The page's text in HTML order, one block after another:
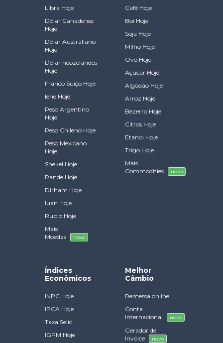
Libra Hoje
Dólar Canadense
Hoje
Dólar Australiano
Hoje
Dólar neozelandes
Hoje
Franco Suiço Hoje
Iene Hoje
Peso Argentino
Hoje
Peso Chileno Hoje
Peso Mexicano
Hoje
Shekel Hoje
Rande Hoje
Dirham Hoje
Iuan Hoje
Rublo Hoje
Mais
Moedas
novo
Café Hoje
Boi Hoje
Soja Hoje
Milho Hoje
Ovo Hoje
Açúcar Hoje
Algodão Hoje
Arroz Hoje
Bezerro Hoje
Citros Hoje
Etanol Hoje
Trigo Hoje
Mais
Commodities
novo
Índices
Econômicos
INPC Hoje
IPCA Hoje
Taxa Selic
IGPM Hoje
Melhor
Câmbio
Remessa online
Conta
Internacional
novo
Gerador de
Invoice
novo